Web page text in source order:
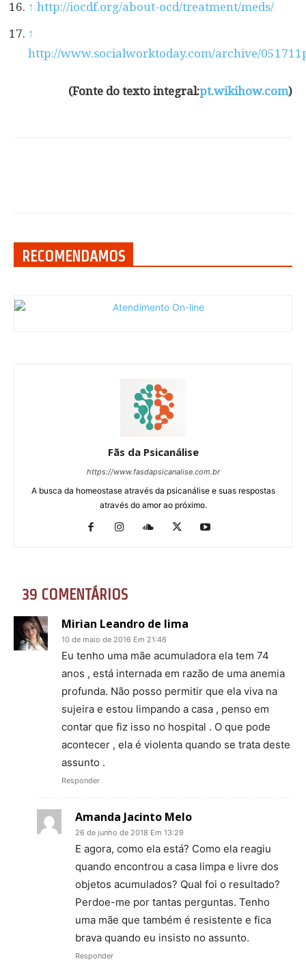
↑ http://iocdf.org/about-ocd/treatment/meds/
↑
http://www.socialworktoday.com/archive/
(Fonte do texto integral:pt.wikihow.com)
RECOMENDAMOS
Fãs da Psicanálise
https://www.fasdapsicanalise.com.br
A busca da homeostase através da psicanálise e suas respostas
através do amor ao próximo.
39 COMENTÁRIOS
Mirian Leandro de lima
10 de maio de 2016 Em 21:46
Eu tenho uma mãe acumuladora ela tem 74
anos , está internada em razão de uma anemia
profunda. Não posso permitir que ela viva na
sujeira e estou limpando a casa , penso em
contar que fiz isso no hospital . O que pode
acontecer , ela é violenta quando se trata deste
assunto .
Responder
Amanda Jacinto Melo
26 de junho de 2018 Em 13:29
E agora, como ela está? Como ela reagiu
quando encontrou a casa limpa e livre dos
objetos acumulados? Qual foi o resultado?
Perdoe-me por tantas perguntas. Tenho
uma mãe que também é resistente e fica
brava quando eu insisto no assunto.
Responder